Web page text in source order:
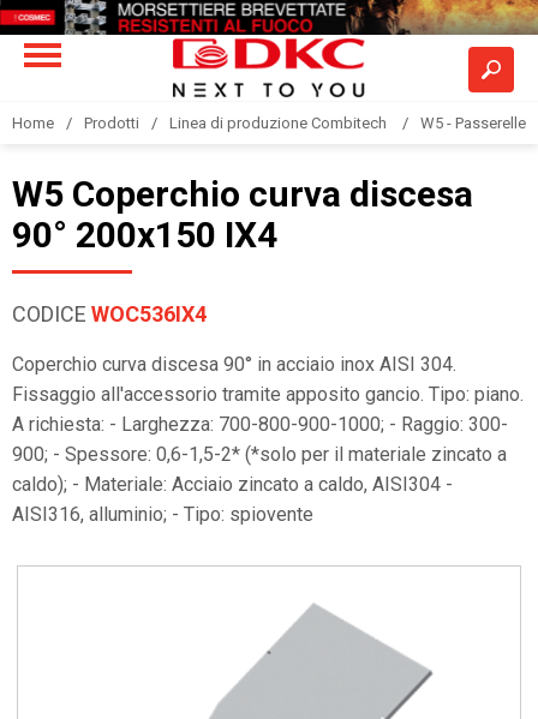
Home Prodotti Linea di produzione Combitech W5 - Passerelle
W5 Coperchio curva discesa
90° 200x150 IX4
CODICE WOC536IX4
Coperchio curva discesa 90° in acciaio inox AISI 304.
Fissaggio all'accessorio tramite apposito gancio. Tipo: piano.
A richiesta: - Larghezza: 700-800-900-1000; - Raggio: 300-
900; - Spessore: 0,6-1,5-2* (*solo per il materiale zincato a
caldo); - Materiale: Acciaio zincato a caldo, AISI304 -
AISI316, alluminio; - Tipo: spiovente